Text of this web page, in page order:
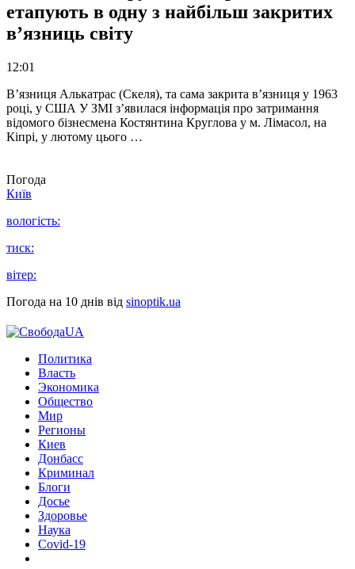
етапують в одну з найбільш закритих
в’язниць світу
12:01
В’язниця Алькатрас (Скеля), та сама закрита в’язниця у 1963
році, у США У ЗМІ з’явилася інформація про затримання
відомого бізнесмена Костянтина Круглова у м. Лімасол, на
Кіпрі, у лютому цього …
Погода
Київ
вологість:
тиск:
вітер:
Погода на 10 днів від sinoptik.ua
Политика
Власть
Экономика
Общество
Мир
Регионы
Киев
Донбасс
Криминал
Блоги
Досье
Здоровье
Наука
Covid-19